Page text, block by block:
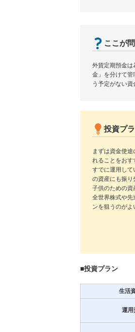
ここが
外貨定期預金は
金」を分けて管
う予定がない
投資プ
まずは資金使
れることをおす
すでに運用して
の資産にも振り
子供のための資
全世界株式や先
ンを狙うのがよ
■投資プラン
生活
運用